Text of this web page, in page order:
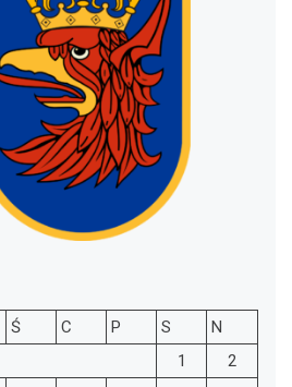
Ś C P S
N
1
2